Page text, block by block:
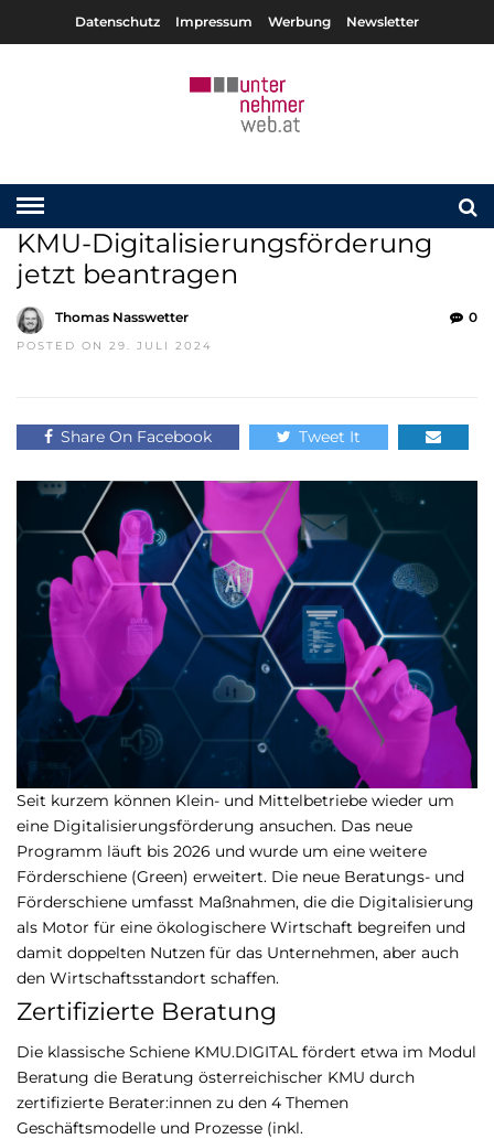
Datenschutz Impressum Werbung Newsletter
KMU-Digitalisierungsförderung
jetzt beantragen
Thomas Nasswetter
POSTED ON 29. JULI 2024
0
Share On Facebook Tweet It
Seit kurzem können Klein- und Mittelbetriebe wieder um
eine Digitalisierungsförderung ansuchen. Das neue
Programm läuft bis 2026 und wurde um eine weitere
Förderschiene (Green) erweitert. Die neue Beratungs- und
Förderschiene umfasst Maßnahmen, die die Digitalisierung
als Motor für eine ökologischere Wirtschaft begreifen und
damit doppelten Nutzen für das Unternehmen, aber auch
den Wirtschaftsstandort schaffen.
Zertifizierte Beratung
Die klassische Schiene KMU.DIGITAL fördert etwa im Modul
Beratung die Beratung österreichischer KMU durch
zertifizierte Berater:innen zu den 4 Themen
Geschäftsmodelle und Prozesse (inkl.